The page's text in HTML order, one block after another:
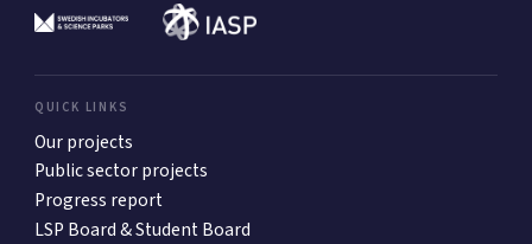
QUICK LINKS
Our projects
Public sector projects
Progress report
LSP Board & Student Board